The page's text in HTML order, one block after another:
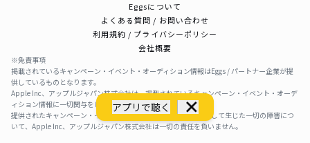
アプリで聴く
Eggsについて
よくある質問 / お問い合わせ
利用規約 / プライバシーポリシー
会社概要
※免責事項
掲載されているキャンペーン・イベント・オーディション情報はEggs / パートナー企業が提
供しているものとなります。
Apple Inc、アップルジャパン株式会社は、掲載されているキャンペーン・イベント・オーデ
ィション情報に一切関与をしておりません。
提供されたキャンペーン・イベント・オーディション情報を利用して生じた一切の障害につ
いて、Apple Inc、アップルジャパン株式会社は一切の責任を負いません。